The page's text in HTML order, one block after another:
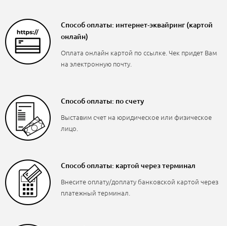
Способ оплаты: интернет-эквайринг (картой
онлайн)
Оплата онлайн картой по ссылке. Чек придет Вам
на электронную почту.
Способ оплаты: по счету
Выставим счет на юридическое или физическое
лицо.
Способ оплаты: картой через терминал
Внесите оплату/доплату банковской картой через
платежный терминал.